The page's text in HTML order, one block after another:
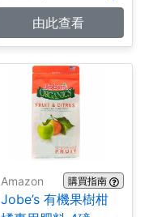
由此查看
Amazon 購買指南
Jobe’s 有機果樹柑